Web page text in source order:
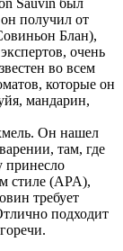
получил от
Блан),
очень
во всем
которые он
мандарин,
Он нашел
там, где
принесло
стиле (APA),
требует
подходит